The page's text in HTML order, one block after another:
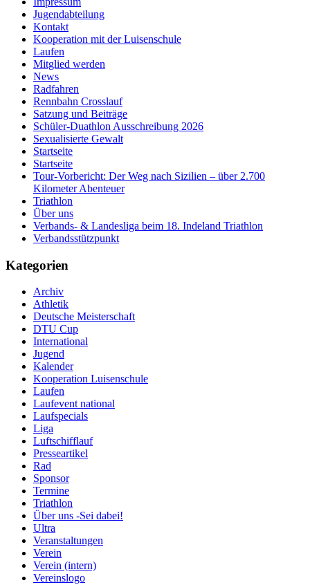
Jugendabteilung
Kontakt
Kooperation mit der Luisenschule
Laufen
Mitglied werden
News
Radfahren
Rennbahn Crosslauf
Satzung und Beiträge
Schüler-Duathlon Ausschreibung 2026
Sexualisierte Gewalt
Startseite
Startseite
Tour-Vorbericht: Der Weg nach Sizilien – über 2.700
Kilometer Abenteuer
Triathlon
Über uns
Verbands- & Landesliga beim 18. Indeland Triathlon
Verbandsstützpunkt
Kategorien
Archiv
Athletik
Deutsche Meisterschaft
DTU Cup
International
Jugend
Kalender
Kooperation Luisenschule
Laufen
Laufevent national
Laufspecials
Liga
Luftschifflauf
Presseartikel
Rad
Sponsor
Termine
Triathlon
Über uns -Sei dabei!
Ultra
Veranstaltungen
Verein
Verein (intern)
Vereinslogo